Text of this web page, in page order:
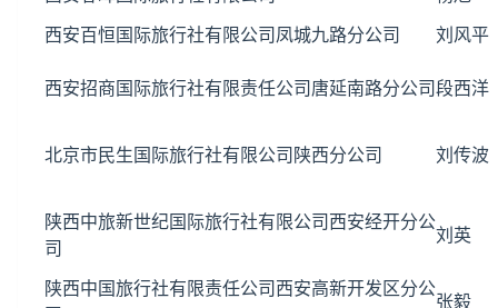
西安百恒国际旅行社有限公司凤城九路分公司 刘风平
西安招商国际旅行社有限责任公司唐延南路分公司段西洋
北京市民生国际旅行社有限公司陕西分公司 刘传波
陕西中旅新世纪国际旅行社有限公司西安经开分公
司
刘英
陕西中国旅行社有限责任公司西安高新开发区分公
张毅